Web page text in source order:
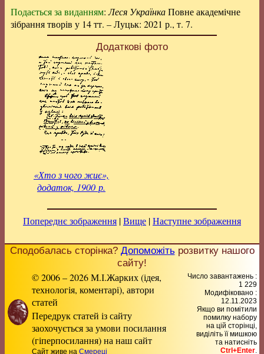
Подається за виданням:Леся УкраїнкаПовне академічне
зібрання творів у 14 тт. – Луцьк: 2021 р., т. 7.
Додаткові фото
«Хто з чого жиє»,
додаток, 1900 р.
Попереднє зображення |Вище |Наступне зображення
Сподобалась сторінка? Допоможітьрозвитку нашого
сайту!
© 2006 – 2026 М.І.Жарких (ідея,
технологія, коментарі), автори
статей
Передрук статей із сайту
заохочується за умови посилання
(гіперпосилання) на наш сайт
Сайт живе на Смереці
Число завантажень :
1 229
Модифіковано :
12.11.2023
Якщо ви помітили
помилку набору
на цiй сторiнцi,
видiлiть її мишкою
та натисніть
Ctrl+Enter.